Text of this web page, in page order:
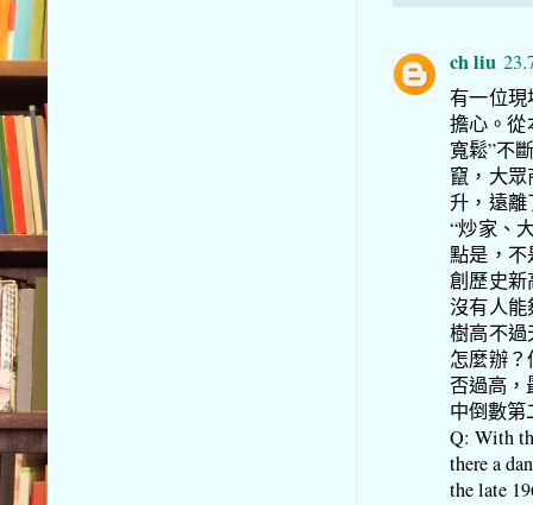
ch liu
有一位
擔心。從
寬鬆”不
竄，大
升，遠
“炒家、
點是，
創歷史
沒有人
樹高不
怎麼辦
否過高，
中倒數第
Q: With
there a
the late